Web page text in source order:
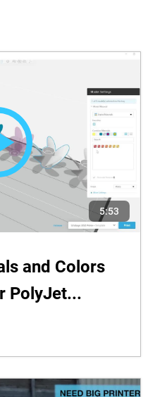
5:53
and Colors
PolyJet...